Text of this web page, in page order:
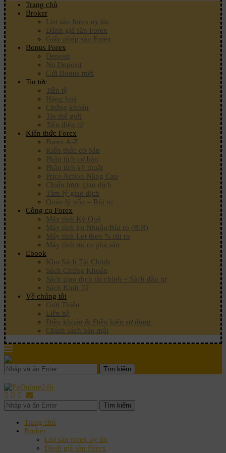
Trang chủ
Broker
List sàn forex uy tín
Đánh giá sàn Forex
Giấy phép sàn Forex
Bonus Forex
Deposit
No Deposit
Gửi Bonus mới
Tin tức
Tiền tệ
Hàng hoá
Chứng khoán
Tin thế giới
Tiền điện tử
Kiến thức Forex
Forex A-Z
Kiến thức cơ bản
Phân tích cơ bản
Phân tích kỹ thuật
Price Action Nâng Cao
Chiến lược giao dịch
Tâm lý giao dịch
Quản lý vốn – Rủi ro
Công cụ Forex
Máy tính Ký Quỹ
Máy tính lợi Nhuận/Rủi ro (R:R)
Máy tính Lot theo % rủi ro
Máy tính rủi ro phá sản
Ebook
Kho Sách Tài Chính
Sách Chứng Khoán
Sách giao dịch tài chính – Sách đầu tư
Sách Kinh Tế
Về chúng tôi
Giới Thiệu
Liên hệ
Điều khoản & Điều kiện sử dụng
Chính sách bảo mật
Tìm kiếm
Tìm kiếm
Trang chủ
Broker
List sàn forex uy tín
Đánh giá sàn Forex